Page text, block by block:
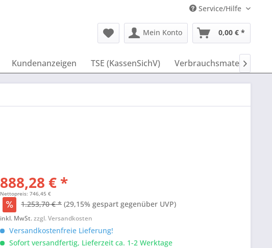
Service/Hilfe
Mein Konto 0,00 € *
Kundenanzeigen TSE (KassenSichV) Verbrauchsmaterial

888,28 € *
Nettopreis: 746,45 €
1.253,70 € * (29,15% gespart gegenüber UVP)
inkl. MwSt.zzgl. Versandkosten
Versandkostenfreie Lieferung!
Sofort versandfertig, Lieferzeit ca. 1-2 Werktage